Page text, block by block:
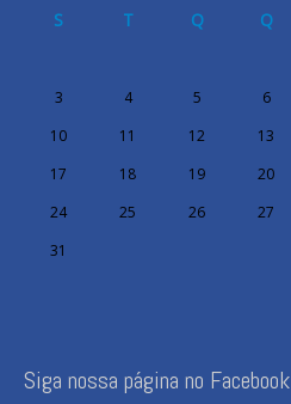
S T Q Q
3
4 5 6
10
11 12 13
17
18 19 20
24
25 26 27
31
Siga nossa página no Facebook